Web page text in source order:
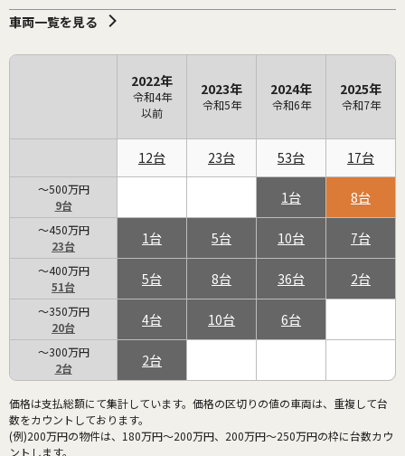
車両一覧を見る
2022年
令和4年
以前
2023年
令和5年
2024年
令和6年
2025年
令和7年
12 23 53 17
～500万円
9
1 8
～450万円
23
1 5 10 7
～400万円
51
5 8 36 2
～350万円
20
4 10 6
～300万円
2
2
価格は支払総額にて集計しています。価格の区切りの値の車両は、重複して台
数をカウントしております。
(例)200万円の物件は、180万円～200万円、200万円～250万円の枠に台数カウ
ントします。